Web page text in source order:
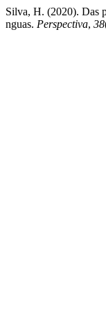
Silva, H. (2020). Das
nguas. Perspectiva, 38